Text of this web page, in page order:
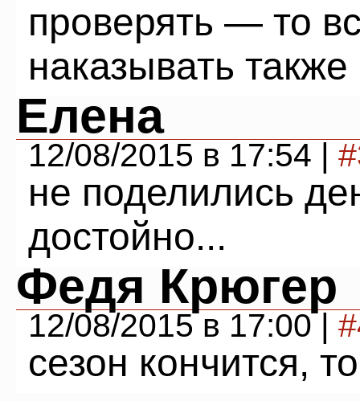
проверять — то
наказывать
Елена
12/08/2015 в 17:54 |
не поделились
достойно...
Федя Крюгер
12/08/2015 в 17:00 |
сезон кончится,